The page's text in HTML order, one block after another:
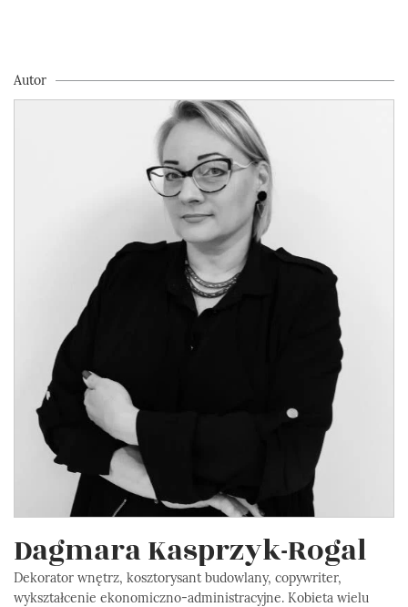
Autor
Dagmara Kasprzyk-Rogal
Dekorator wnętrz, kosztorysant budowlany, copywriter,
wykształcenie ekonomiczno-administracyjne. Kobieta wielu